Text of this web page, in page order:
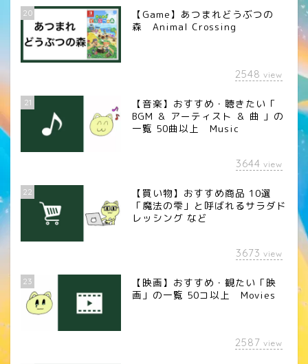
20
【Game】あつまれどうぶつの
森 Animal Crossing
2548 view
21
【音楽】おすすめ・聴きたい「
BGM ＆ アーティスト ＆ 曲 」の
一覧 50曲以上 Music
3644 view
22
【買い物】おすすめ商品 10選
「魔法の雫」と呼ばれるサラダド
レッシング など
3673 view
23
【映画】おすすめ・観たい「映
画」の一覧 50コ以上 Movies
2587 view